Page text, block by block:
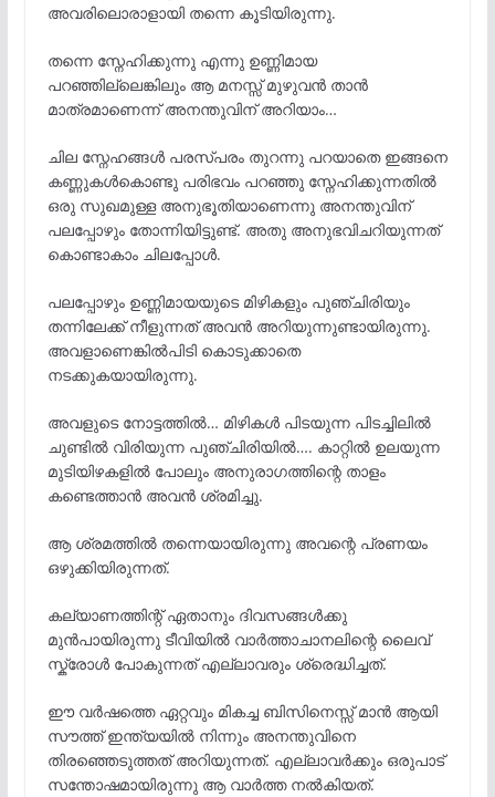
അവരിലൊരാളായി തന്നെ കൂടിയിരുന്നു.
തന്നെ സ്നേഹിക്കുന്നു എന്നു ഉണ്ണിമായ
പറഞ്ഞില്ലെങ്കിലും ആ മനസ്സ് മുഴുവൻ താൻ
മാത്രമാണെന്ന് അനന്തുവിന് അറിയാം…
ചില സ്നേഹങ്ങൾ പരസ്പരം തുറന്നു പറയാതെ ഇങ്ങനെ
കണ്ണുകൾകൊണ്ടു പരിഭവം പറഞ്ഞു സ്നേഹിക്കുന്നതിൽ
ഒരു സുഖമുള്ള അനുഭൂതിയാണെന്നു അനന്തുവിന്
പലപ്പോഴും തോന്നിയിട്ടുണ്ട്. അതു അനുഭവിചറിയുന്നത്
കൊണ്ടാകാം ചിലപ്പോൾ.
പലപ്പോഴും ഉണ്ണിമായയുടെ മിഴികളും പുഞ്ചിരിയും
തന്നിലേക്ക് നീളുന്നത് അവൻ അറിയുന്നുണ്ടായിരുന്നു.
അവളാണെങ്കിൽപിടി കൊടുക്കാതെ
നടക്കുകയായിരുന്നു.
അവളുടെ നോട്ടത്തിൽ… മിഴികൾ പിടയുന്ന പിടച്ചിലിൽ
ചുണ്ടിൽ വിരിയുന്ന പുഞ്ചിരിയിൽ…. കാറ്റിൽ ഉലയുന്ന
മുടിയിഴകളിൽ പോലും അനുരാഗത്തിന്റെ താളം
കണ്ടെത്താൻ അവൻ ശ്രമിച്ചു.
ആ ശ്രമത്തിൽ തന്നെയായിരുന്നു അവന്റെ പ്രണയം
ഒഴുക്കിയിരുന്നത്.
കല്യാണത്തിന്റ് ഏതാനും ദിവസങ്ങൾക്കു
മുൻപായിരുന്നു ടീവിയിൽ വാർത്താചാനലിന്റെ ലൈവ്
സ്ക്രോൾ പോകുന്നത് എല്ലാവരും ശ്രെദ്ധിച്ചത്.
ഈ വർഷത്തെ ഏറ്റവും മികച്ച ബിസിനെസ്സ് മാൻ ആയി
സൗത്ത് ഇന്ത്യയിൽ നിന്നും അനന്തുവിനെ
തിരഞ്ഞെടുത്തത് അറിയുന്നത്. എല്ലാവർക്കും ഒരുപാട്
സന്തോഷമായിരുന്നു ആ വാർത്ത നൽകിയത്.